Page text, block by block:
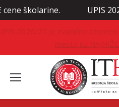
UPIS 2026/27
2026/27 je zvanično
mesto uz